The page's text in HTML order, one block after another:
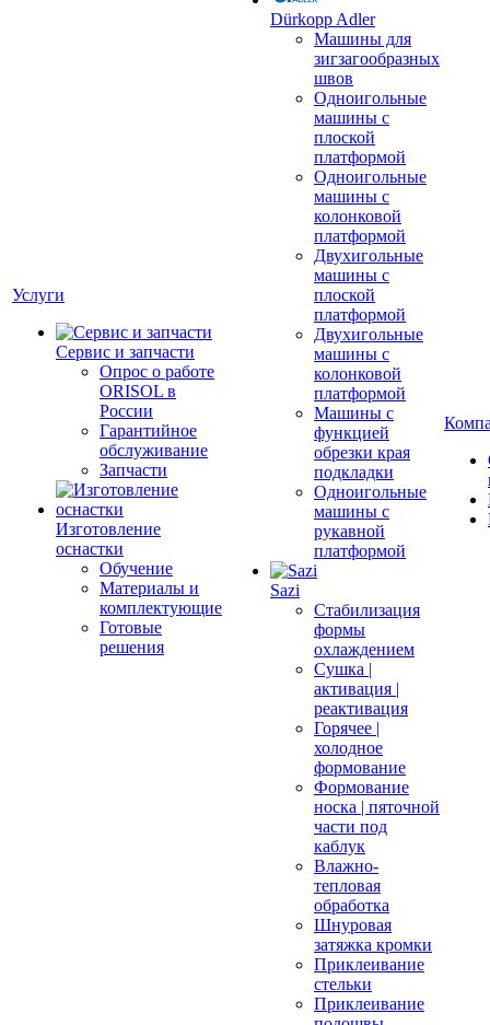
Услуги
Сервис и запчасти
Опрос о работе
ORISOL в
России
Гарантийное
обслуживание
Запчасти
Изготовление
оснастки
Обучение
Материалы и
комплектующие
Готовые
решения
Dürkopp Adler
Машины для
зигзагообразных
швов
Одноигольные
машины с
плоской
платформой
Одноигольные
машины с
колонковой
платформой
Двухигольные
машины с
плоской
платформой
Двухигольные
машины с
колонковой
платформой
Машины с
функцией
обрезки края
подкладки
Одноигольные
машины с
рукавной
платформой
Sazi
Стабилизация
формы
охлаждением
Сушка |
активация |
реактивация
Горячее |
холодное
формование
Формование
носка | пяточной
части под
каблук
Влажно-
тепловая
обработка
Шнуровая
затяжка кромки
Приклеивание
стельки
Приклеивание